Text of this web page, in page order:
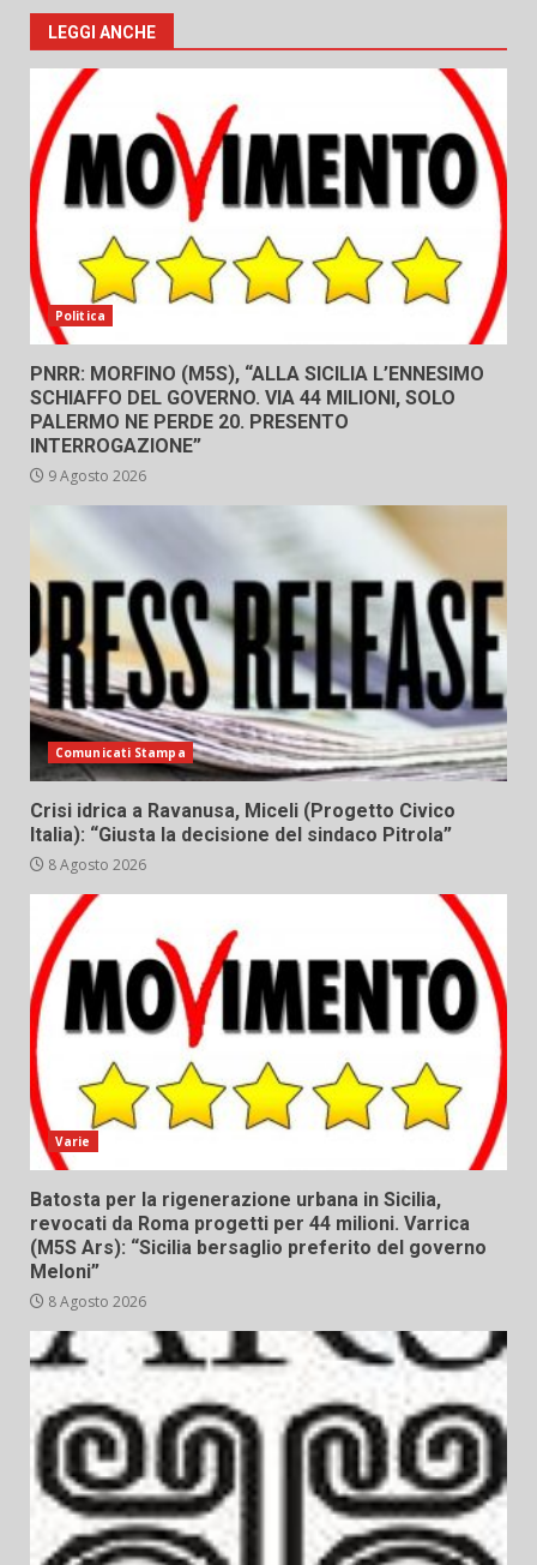
LEGGI ANCHE
Politica
PNRR: MORFINO (M5S), “ALLA SICILIA L’ENNESIMO
SCHIAFFO DEL GOVERNO. VIA 44 MILIONI, SOLO
PALERMO NE PERDE 20. PRESENTO
INTERROGAZIONE”
9 Agosto 2026
Comunicati Stampa
Crisi idrica a Ravanusa, Miceli (Progetto Civico
Italia): “Giusta la decisione del sindaco Pitrola”
8 Agosto 2026
Varie
Batosta per la rigenerazione urbana in Sicilia,
revocati da Roma progetti per 44 milioni. Varrica
(M5S Ars): “Sicilia bersaglio preferito del governo
Meloni”
8 Agosto 2026